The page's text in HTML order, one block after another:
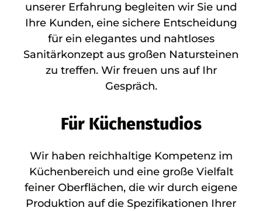
unserer Erfahrung begleiten wir Sie und
Ihre Kunden, eine sichere Entscheidung
für ein elegantes und nahtloses
Sanitärkonzept aus großen Natursteinen
zu treffen. Wir freuen uns auf Ihr
Gespräch.
Für Küchenstudios
Wir haben reichhaltige Kompetenz im
Küchenbereich und eine große Vielfalt
feiner Oberflächen, die wir durch eigene
Produktion auf die Spezifikationen Ihrer